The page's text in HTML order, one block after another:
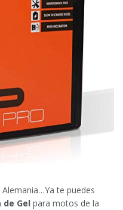
te puedes
Gel para motos de la